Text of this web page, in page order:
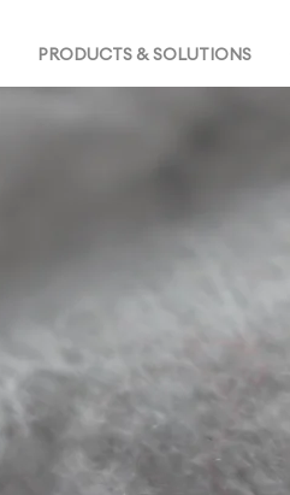
PRODUCTS & SOLUTIONS